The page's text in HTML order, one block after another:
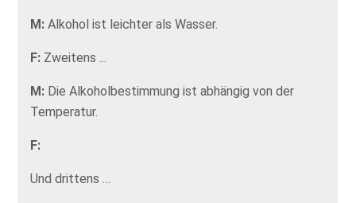
M:Alkohol ist leichter als Wasser.
F: Zweitens ...
M: Die Alkoholbestimmung ist abhängig von der
Temperatur.
F:
Und drittens …